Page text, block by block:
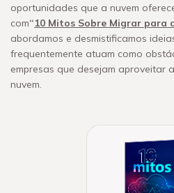
oportunidades que a nuvem
com“10 Mitos Sobre Migrar para
abordamos e desmistificamos
frequentemente atuam como
empresas que desejam aproveitar
nuvem.